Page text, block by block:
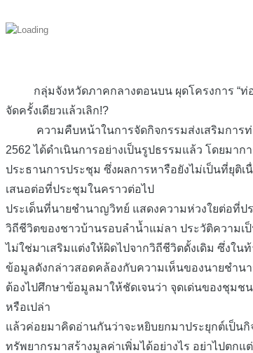
กลุ่มจังหวัดภาคกลางตอนบน ผุดโครงการ “ท่อง
จัดครั้งเดียวแล้วเลิก!?
ความคืบหน้าในการจัดกิจกรรมส่งเสริมการ
2562 ได้ดำเนินการอย่างเป็นรูปธรรมแล้ว โดยมาก
ประธานการประชุม ซึ่งผลการหารือยังไม่เป็นที่ยุติ
เสนอต่อที่ประชุมในคราวต่อไป
ประเด็นที่นายชำนาญวิทย์ แสดงความห่วงใยต่อที่ป
วิถีชีวิตของชาวบ้านรอบลำน้ำแม่ลา ประวัติความเ
ไม่ใช่มาเสริมแต่งให้ผิดไปจากวิถีชีวิตดั้งเดิม ซึ่งใน
ข้อมูลดังกล่าวสอดคล้องกับความเห็นของนายชำน
ต้องไปศึกษาข้อมูลมาให้ชัดเจนว่า จุดเด่นของชุมช
หรือเปล่า
แล้วค่อยมาคิดอ่านกันว่าจะหยิบยกมาประยุกต์เป็นกิ
ทรัพยากรมาสร้างมูลค่าเพิ่มได้อย่างไร อย่าไปตกแ